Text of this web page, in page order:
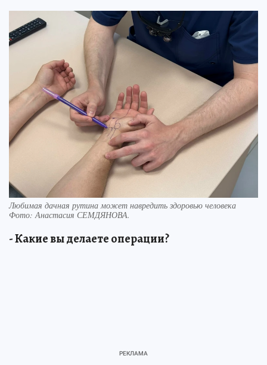
Любимая дачная рутина может навредить здоровью человека
Фото:Анастасия СЕМДЯНОВА.
- Какие вы делаете операции?